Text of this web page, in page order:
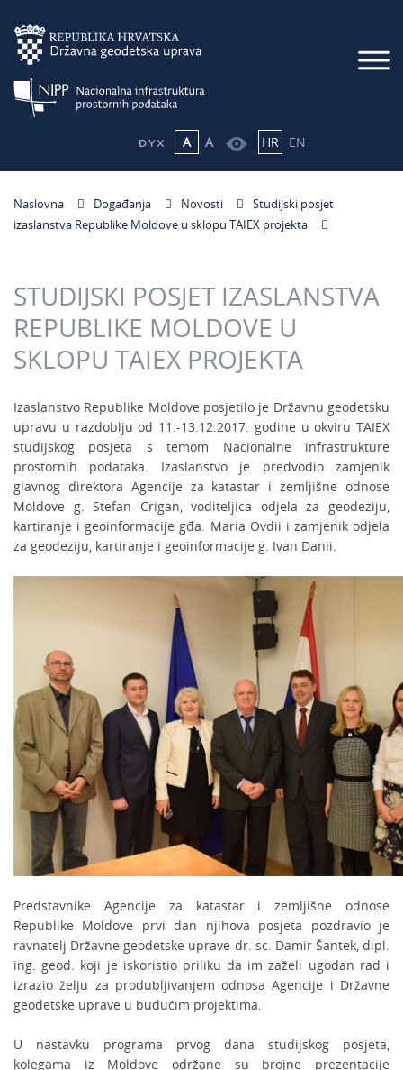
A A HR EN
Naslovna Događanja Novosti
Studijski posjet
izaslanstva Republike Moldove u sklopu TAIEX projekta
STUDIJSKI POSJET IZASLANSTVA
REPUBLIKE MOLDOVE U
SKLOPU TAIEX PROJEKTA
Izaslanstvo Republike Moldove posjetilo je Državnu geodetsku
upravu u razdoblju od 11.-13.12.2017. godine u okviru TAIEX
studijskog posjeta s temom Nacionalne infrastrukture
prostornih podataka. Izaslanstvo je predvodio zamjenik
glavnog direktora Agencije za katastar i zemljišne odnose
Moldove g. Stefan Crigan, voditeljica odjela za geodeziju,
kartiranje i geoinformacije gđa. Maria Ovdii i zamjenik odjela
za geodeziju, kartiranje i geoinformacije g. Ivan Danii.
Predstavnike Agencije za katastar i zemljišne odnose
Republike Moldove prvi dan njihova posjeta pozdravio je
ravnatelj Državne geodetske uprave dr. sc. Damir Šantek, dipl.
ing. geod. koji je iskoristio priliku da im zaželi ugodan rad i
izrazio želju za produbljivanjem odnosa Agencije i Državne
geodetske uprave u budućim projektima.
U nastavku programa prvog dana studijskog posjeta,
kolegama iz Moldove održane su brojne prezentacije